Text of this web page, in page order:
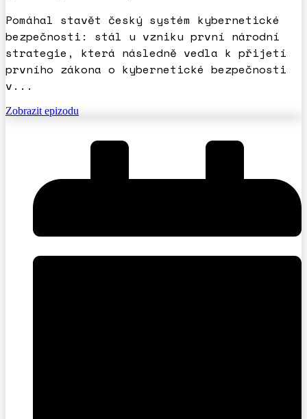
Pomáhal stavět český systém kybernetické
bezpečnosti: stál u vzniku první národní
strategie, která následně vedla k přijetí
prvního zákona o kybernetické bezpečnosti
v...
Zobrazit epizodu